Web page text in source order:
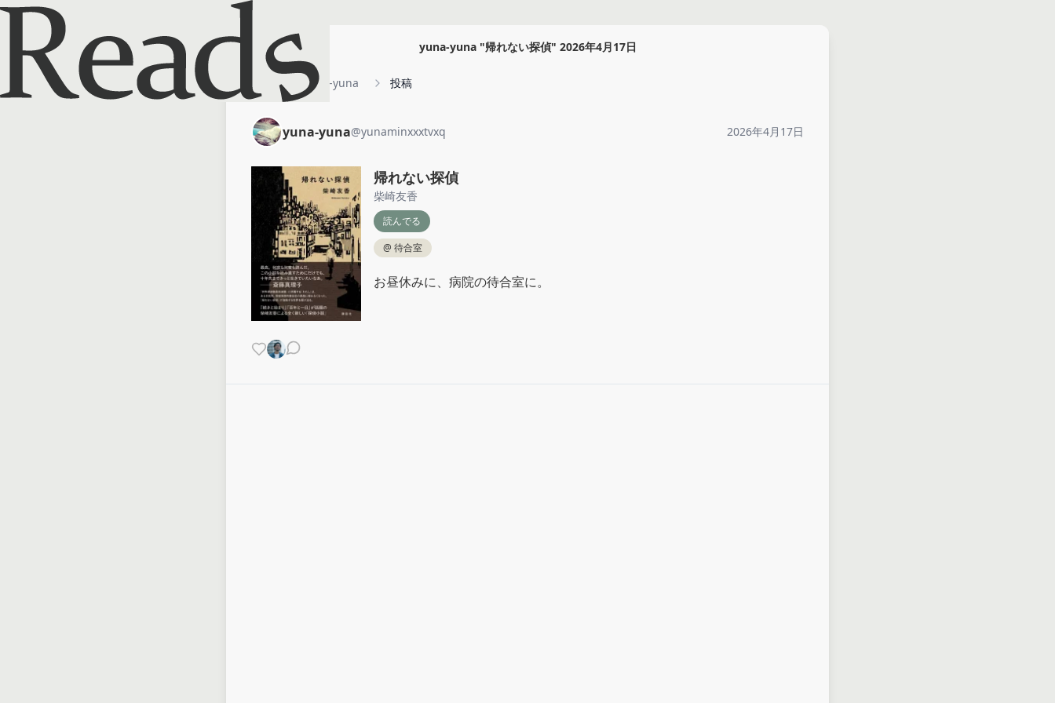
yuna-yuna"帰れない探偵" 2026年4月17日
yuna-yuna 投稿
yuna-yuna@yunaminxxxtvxq 2026年4月17日
帰れない探偵
柴崎友香
読んでる
@ 待合室
お昼休みに、病院の待合室に。